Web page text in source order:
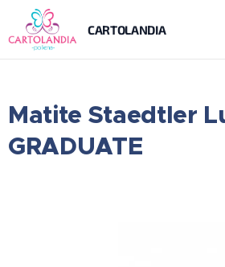
CARTOLANDIA
Matite Staedtler
GRADUATE